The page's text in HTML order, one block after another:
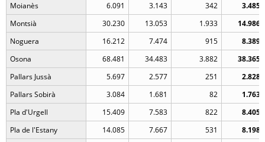
Moianès
6.091 3.143 342
3.485
Montsià
30.230 13.053 1.933
14.986
Noguera
16.212 7.474 915
8.389
Osona
68.481 34.483 3.882
38.365
Pallars Jussà
5.697 2.577 251
2.828
Pallars Sobirà
3.084 1.681 82
1.763
Pla d'Urgell
15.409 7.583 822
8.405
Pla de l'Estany
14.085 7.667 531
8.198